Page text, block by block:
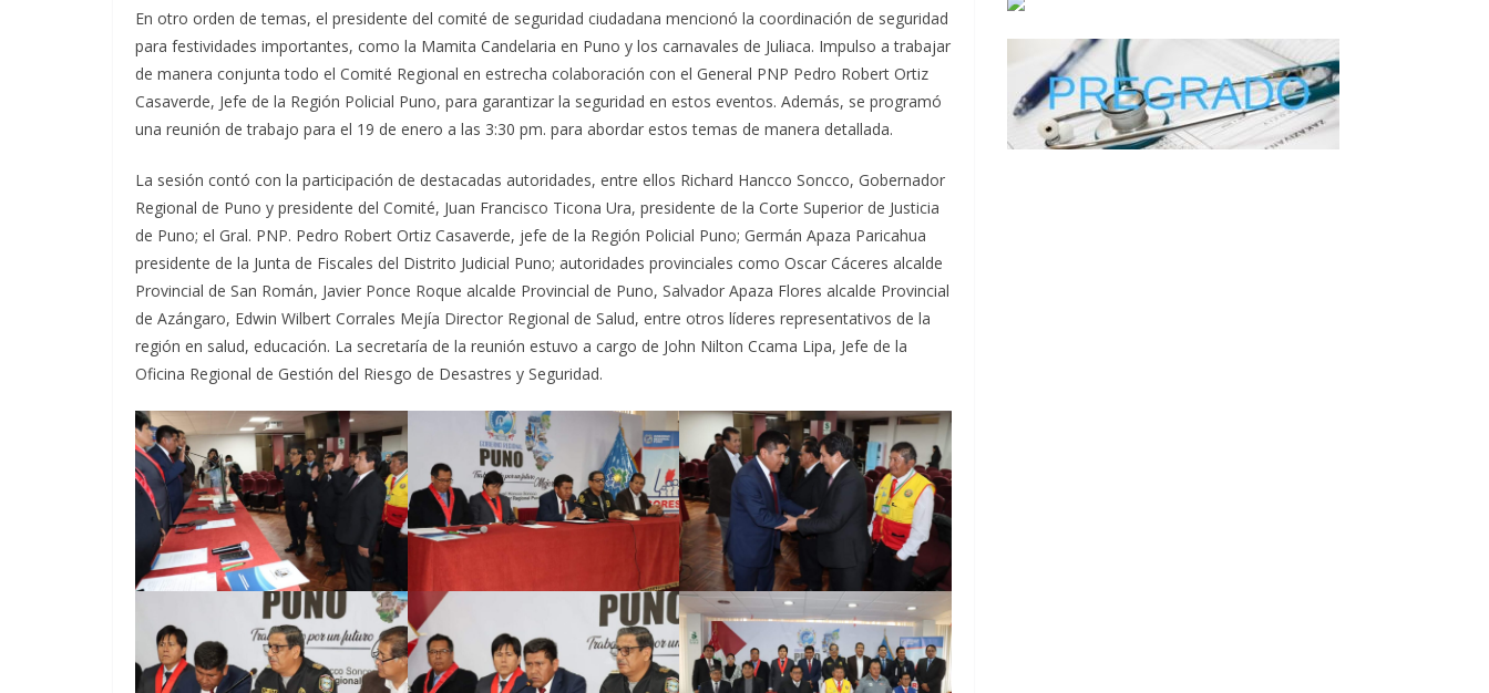
En otro orden de temas, el presidente del comité de seguridad ciudadana mencionó la coordinación de seguridad
para festividades importantes, como la Mamita Candelaria en Puno y los carnavales de Juliaca. Impulso a trabajar
de manera conjunta todo el Comité Regional en estrecha colaboración con el General PNP Pedro Robert Ortiz
Casaverde, Jefe de la Región Policial Puno, para garantizar la seguridad en estos eventos. Además, se programó
una reunión de trabajo para el 19 de enero a las 3:30 pm. para abordar estos temas de manera detallada.
La sesión contó con la participación de destacadas autoridades, entre ellos Richard Hancco Soncco, Gobernador
Regional de Puno y presidente del Comité, Juan Francisco Ticona Ura, presidente de la Corte Superior de Justicia
de Puno; el Gral. PNP. Pedro Robert Ortiz Casaverde, jefe de la Región Policial Puno; Germán Apaza Paricahua
presidente de la Junta de Fiscales del Distrito Judicial Puno; autoridades provinciales como Oscar Cáceres alcalde
Provincial de San Román, Javier Ponce Roque alcalde Provincial de Puno, Salvador Apaza Flores alcalde Provincial
de Azángaro, Edwin Wilbert Corrales Mejía Director Regional de Salud, entre otros líderes representativos de la
región en salud, educación. La secretaría de la reunión estuvo a cargo de John Nilton Ccama Lipa, Jefe de la
Oficina Regional de Gestión del Riesgo de Desastres y Seguridad.